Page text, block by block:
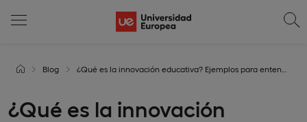
Blog ¿Qué es la innovación educativa? Ejemplos para entenderla
¿Qué es la innovación